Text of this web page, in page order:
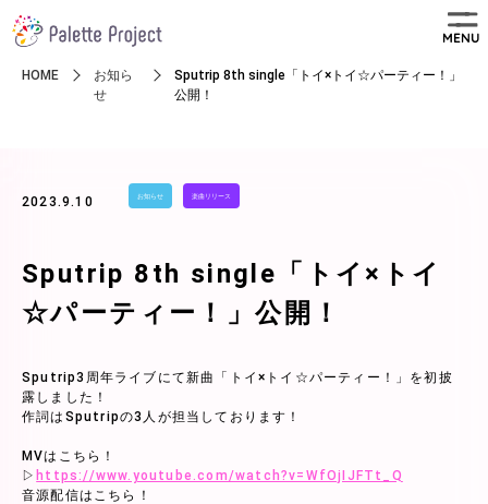
MENU
HOME
お知ら
せ
Sputrip 8th single「トイ×トイ☆パーティー！」
公開！
2023.9.10 お知らせ 楽曲リリース
Sputrip 8th single「トイ×トイ
☆パーティー！」公開！
Sputrip3周年ライブにて新曲「トイ×トイ☆パーティー！」を初披
露しました！
作詞はSputripの3人が担当しております！
MVはこちら！
▷ https://www.youtube.com/watch?v=WfOjIJFTt_Q
音源配信はこちら！